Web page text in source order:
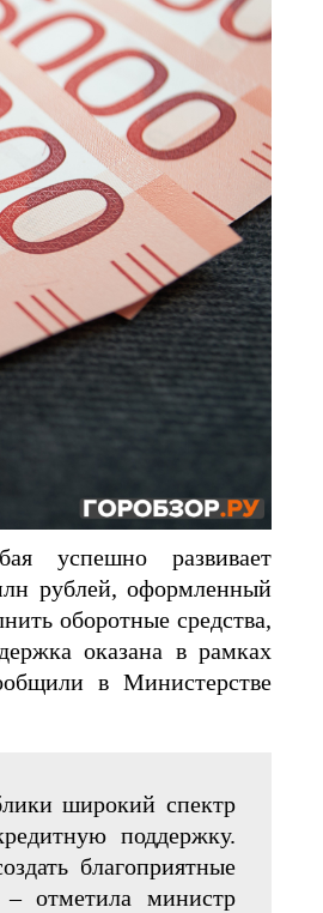
успешно развивает
рублей, оформленный
оборотные средства,
оказана в рамках
в Министерстве
широкий спектр
поддержку.
благоприятные
отметила министр